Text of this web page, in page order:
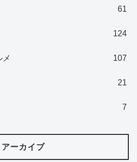
61
124
107
21
7
アーカイブ